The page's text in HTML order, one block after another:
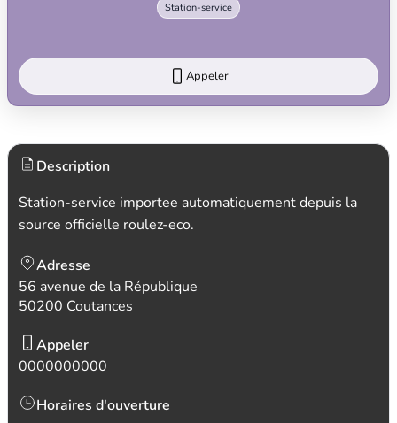
Station-service
Appeler
Description
Station-service importee automatiquement depuis la
source officielle roulez-eco.
Adresse
56 avenue de la République
50200 Coutances
Appeler
0000000000
Horaires d'ouverture